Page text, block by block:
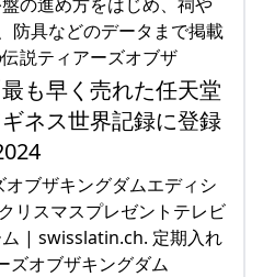
防具などのデータまで掲載
説ティアーズオブザ
も早く売れた任天堂
ネス世界記録に登録
ブザキングダムエディシ
リスマスプレゼントテレビ
| swisslatin.ch. 定期入れ
ズオブザキングダム